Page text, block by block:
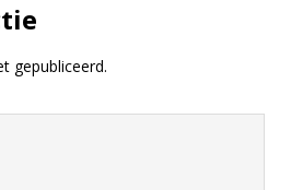
gepubliceerd.